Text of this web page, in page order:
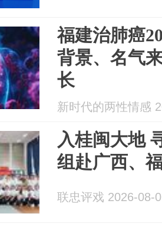
福建治肺癌
背景、名气
长
新时代的两性情感
入桂闽大地
组赴广西、
联忠评戏 2026-08-